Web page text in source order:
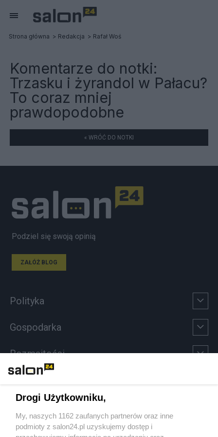
Strona główna Redakcja Rafał Woś
Komentarze do notki:
Trzasku i żyrandol w Pałacu?
To coraz mniej
prawdopodobne
« WRÓĆ DO NOTKI
Podziel się swoją opinią
ZAŁÓŻ BLOG
Polityka
Gospodarka
Rozmaitości
Sport
Społeczeństwo
Drogi Użytkowniku,
My, naszych 1162 zaufanych partnerów oraz inne
podmioty z salon24.pl uzyskujemy dostęp i